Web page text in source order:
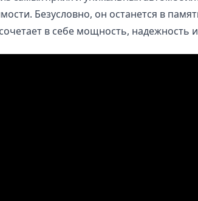
Безусловно, он останется в
в себе мощность,